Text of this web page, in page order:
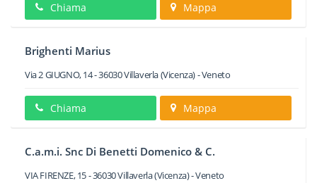
Chiama Mappa
Brighenti Marius
Via 2 GIUGNO, 14-36030Villaverla(Vicenza) -Veneto
Chiama Mappa
C.a.m.i. Snc Di Benetti Domenico & C.
VIA FIRENZE, 15-36030Villaverla(Vicenza) -Veneto